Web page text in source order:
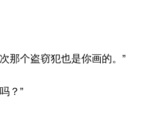
那个盗窃犯也是你画的。”
？”